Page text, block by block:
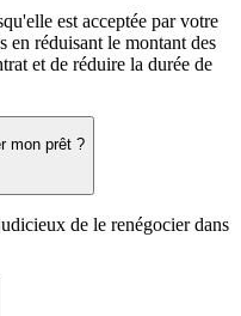
est acceptée par votre
en réduisant le montant des
et de réduire la durée de
mon prêt ?
de le renégocier dans